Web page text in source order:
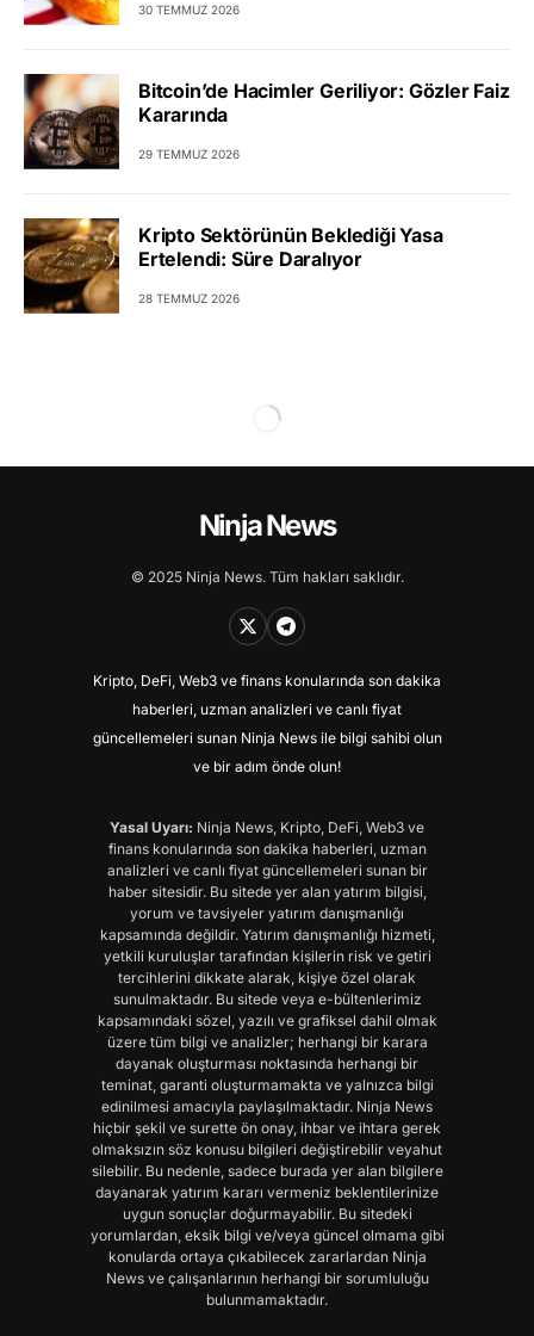
30 TEMMUZ 2026
Bitcoin’de Hacimler Geriliyor: Gözler Faiz
Kararında
29 TEMMUZ 2026
Kripto Sektörünün Beklediği Yasa
Ertelendi: Süre Daralıyor
28 TEMMUZ 2026
Ninja News
© 2025 Ninja News. Tüm hakları saklıdır.
Kripto, DeFi, Web3 ve finans konularında son dakika
haberleri, uzman analizleri ve canlı fiyat
güncellemeleri sunan Ninja News ile bilgi sahibi olun
ve bir adım önde olun!
Yasal Uyarı: Ninja News, Kripto, DeFi, Web3 ve
finans konularında son dakika haberleri, uzman
analizleri ve canlı fiyat güncellemeleri sunan bir
haber sitesidir. Bu sitede yer alan yatırım bilgisi,
yorum ve tavsiyeler yatırım danışmanlığı
kapsamında değildir. Yatırım danışmanlığı hizmeti,
yetkili kuruluşlar tarafından kişilerin risk ve getiri
tercihlerini dikkate alarak, kişiye özel olarak
sunulmaktadır. Bu sitede veya e-bültenlerimiz
kapsamındaki sözel, yazılı ve grafiksel dahil olmak
üzere tüm bilgi ve analizler; herhangi bir karara
dayanak oluşturması noktasında herhangi bir
teminat, garanti oluşturmamakta ve yalnızca bilgi
edinilmesi amacıyla paylaşılmaktadır. Ninja News
hiçbir şekil ve surette ön onay, ihbar ve ihtara gerek
olmaksızın söz konusu bilgileri değiştirebilir veyahut
silebilir. Bu nedenle, sadece burada yer alan bilgilere
dayanarak yatırım kararı vermeniz beklentilerinize
uygun sonuçlar doğurmayabilir. Bu sitedeki
yorumlardan, eksik bilgi ve/veya güncel olmama gibi
konularda ortaya çıkabilecek zararlardan Ninja
News ve çalışanlarının herhangi bir sorumluluğu
bulunmamaktadır.